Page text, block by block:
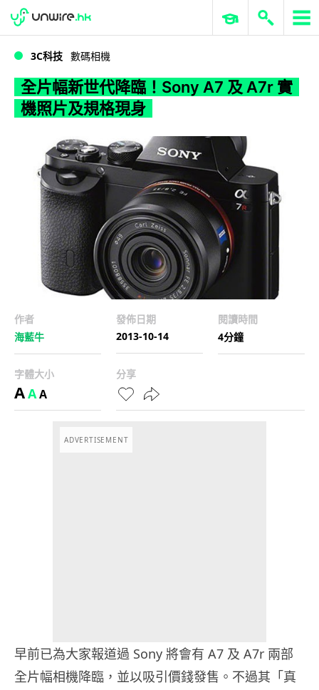
WWDC 2026 ERP 與商業 AI
3C科技 數碼相機
全片幅新世代降臨！Sony A7 及 A7r 實
機照片及規格現身
作者
海藍牛
發佈日期
2013-10-14
閱讀時間
4分鐘
字體大小
AAA
分享
ADVERTISEMENT
早前已為大家報道過 Sony 將會有 A7 及 A7r 兩部
全片幅相機降臨，並以吸引價錢發售。不過其「真